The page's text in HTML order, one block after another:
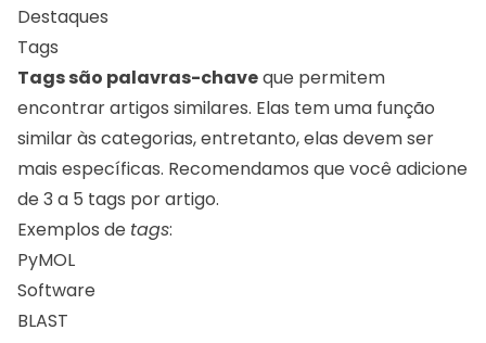
Destaques
Tags
Tags são palavras-chaveque permitem
encontrar artigos similares. Elas tem uma função
similar às categorias, entretanto, elas devem ser
mais específicas. Recomendamos que você adicione
de 3 a 5 tags por artigo.
Exemplos de tags:
PyMOL
Software
BLAST